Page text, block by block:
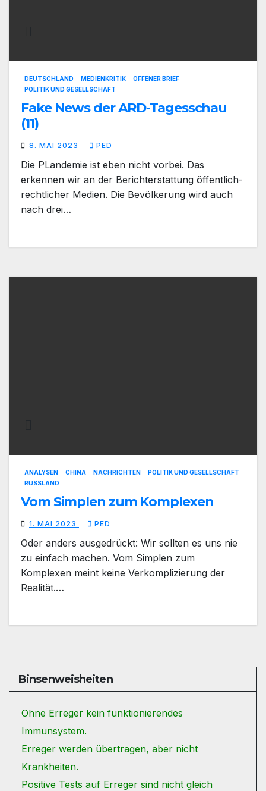
DEUTSCHLAND MEDIENKRITIK
OFFENER BRIEF
POLITIK UND GESELLSCHAFT
Fake News der ARD-Tagesschau
(11)
8. MAI 2023 PED
Die PLandemie ist eben nicht vorbei. Das
erkennen wir an der Berichterstattung öffentlich-
rechtlicher Medien. Die Bevölkerung wird auch
nach drei…
ANALYSEN CHINA NACHRICHTEN
POLITIK UND GESELLSCHAFT
RUSSLAND
Vom Simplen zum Komplexen
1. MAI 2023 PED
Oder anders ausgedrückt: Wir sollten es uns nie
zu einfach machen. Vom Simplen zum
Komplexen meint keine Verkomplizierung der
Realität.…
Binsenweisheiten
Ohne Erreger kein funktionierendes
Immunsystem.
Erreger werden übertragen, aber nicht
Krankheiten.
Positive Tests auf Erreger sind nicht gleich